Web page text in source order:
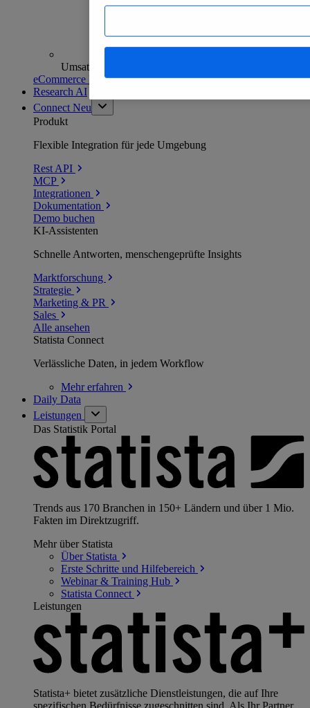
Umsatzanalysen und -prognosen
eCommerce Insights entdecken
Research AI
Connect Neu
Produkt
Flexible Integration für jede Umgebung
Rest API
MCP
Integrationen
Dokumentation
Demo buchen
KI-Assistenten
Schnelle Antworten, menschengeprüfte Insights
Marktforschung
Strategie
Marketing & PR
Sales
Alle ansehen
Statista Connect
Verlässliche Daten, in jedem Workflow
Mehrerfahren
Daily Data
Leistungen
Das Statistik Portal
Trends aus 170 Branchen in 150+ Ländern und über 1 Mio.
Fakten im Direktzugriff.
Mehr über Statista
Über Statista
Erste Schritte und Hilfebereich
Webinar & Training Hub
Statista Connect
Leistungen
Statista+ bietet zusätzliche Dienstleistungen, die auf Ihre
spezifischen Bedürfnisse zugeschnitten sind. Als Ihr Partner